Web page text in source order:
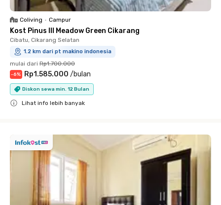
Coliving • Campur
Kost Pinus III Meadow Green Cikarang
Cibatu, Cikarang Selatan
1.2 km dari pt makino indonesia
mulai dari Rp1.700.000
-6% Rp1.585.000 /bulan
Diskon sewa min. 12 Bulan
Lihat info lebih banyak